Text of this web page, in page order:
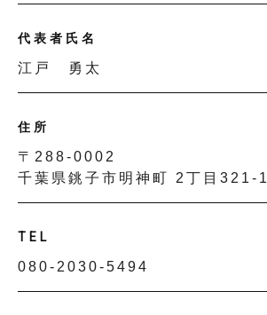
代表者氏名
江戸 勇太
住所
〒288-0002
千葉県銚子市明神町 2丁目321-1
TEL
080-2030-5494